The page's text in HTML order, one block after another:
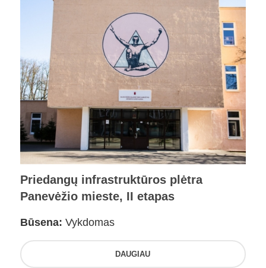
Priedangų infrastruktūros plėtra
Panevėžio mieste, II etapas
Būsena: Vykdomas
DAUGIAU